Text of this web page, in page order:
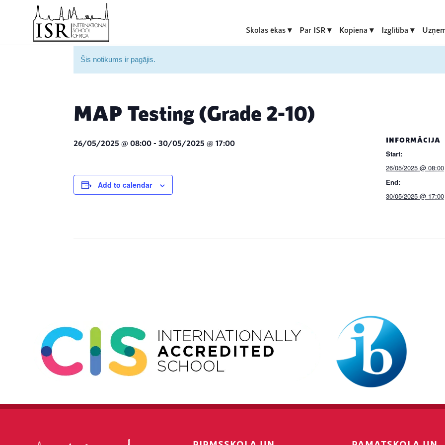
Skolas ēkas Par ISR Kopiena Izglītība
Šis notikums ir pagājis.
MAP Testing (Grade 2-10)
26/05/2025 @ 08:00 - 30/05/2025 @ 17:00
Add to calendar
INFORMĀCIJA
Start:
26/05/2025 @ 08:00
End:
30/05/2025 @ 17:00